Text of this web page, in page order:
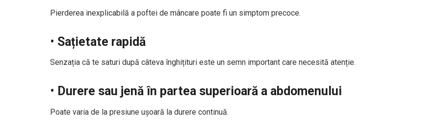
Pierderea inexplicabilă a poftei de mâncare poate fi un simptom precoce.
• Sațietate rapidă
Senzația că te saturi după câteva înghițituri este un semn important care necesită atenție.
• Durere sau jenă în partea superioară a abdomenului
Poate varia de la presiune ușoară la durere continuă.